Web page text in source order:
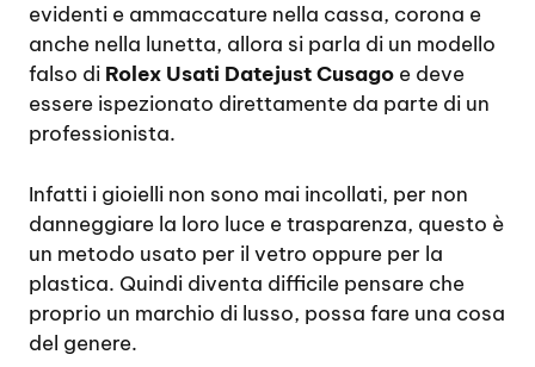
evidenti e ammaccature nella cassa, corona e
anche nella lunetta, allora si parla di un modello
falso di Rolex Usati Datejust Cusago e deve
essere ispezionato direttamente da parte di un
professionista.
Infatti i gioielli non sono mai incollati, per non
danneggiare la loro luce e trasparenza, questo è
un metodo usato per il vetro oppure per la
plastica. Quindi diventa difficile pensare che
proprio un marchio di lusso, possa fare una cosa
del genere.